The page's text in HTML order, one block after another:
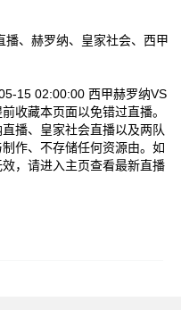
播、赫罗纳、皇家社会、西甲
15 02:00:00 西甲赫罗纳VS
收藏本页面以免错过直播。
播、皇家社会直播以及两队
作、不存储任何资源由。如
，请进入主页查看最新直播